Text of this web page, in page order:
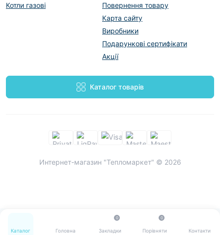
Каталог Головна Закладки
0
Порівняти
0
Контакти
Котли газові
Повернення товару
Карта сайту
Виробники
Подарункові сертифікати
Акції
Каталог товарів
Интернет-магазин "Тепломаркет" © 2026